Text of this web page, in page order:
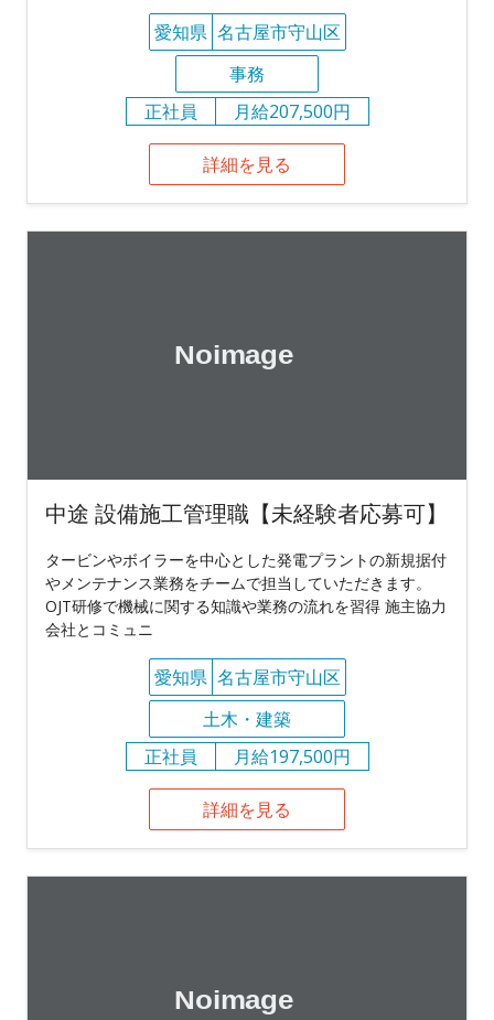
愛知県 名古屋市守山区
事務
正社員
月給207,500円
詳細を見る
中途 設備施工管理職【未経験者応募可】
タービンやボイラーを中心とした発電プラントの新規据付
やメンテナンス業務をチームで担当していただきます。
OJT研修で機械に関する知識や業務の流れを習得 施主協力
会社とコミュニ
愛知県 名古屋市守山区
土木・建築
正社員
月給197,500円
詳細を見る